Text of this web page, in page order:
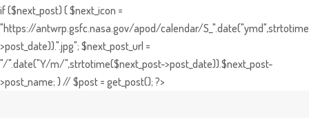
if ($next_post) { $next_icon =
"https://antwrp.gsfc.nasa.gov/apod/calendar/
>post_date)).".jpg"; $next_post_url =
"/".date("Y/m/",strtotime($next_post->post_date)).$next_post-
>post_name; } // $post = get_post(); ?>